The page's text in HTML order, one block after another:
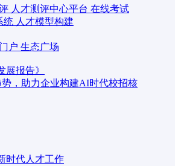
人才测评中心平台 在线考试
统 人才模型构建
户 生态广场
展报告》
，助力企业构建AI时代校招核
时代人才工作